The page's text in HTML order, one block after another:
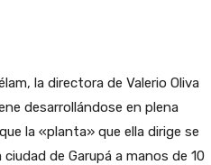
la directora de Valerio Oliva
desarrollándose en plena
la «planta» que ella dirige se
de Garupá a manos de 10